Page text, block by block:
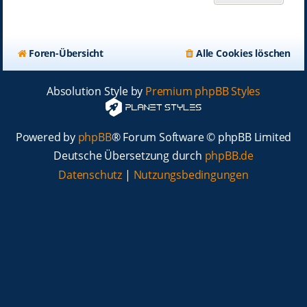
Foren-Übersicht Alle Cookies löschen
Absolution Style by Premium phpBB Styles
Powered by phpBB® Forum Software © phpBB Limited
Deutsche Übersetzung durch phpBB.de
Datenschutz | Nutzungsbedingungen